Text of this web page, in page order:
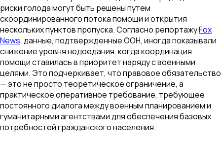
риски голода могут быть решены путем
скоординированного потока помощи и открытия
нескольких пунктов пропуска. Согласно репортажуFox
News, данные, подтвержденные ООН, иногда показывали
снижение уровня недоедания, когда координация
помощи ставилась в приоритет наряду с военными
целями. Это подчеркивает, что правовое обязательство
— это не просто теоретическое ограничение, а
практическое оперативное требование, требующее
постоянного диалога между военным планированием и
гуманитарными агентствами для обеспечения базовых
потребностей гражданского населения.